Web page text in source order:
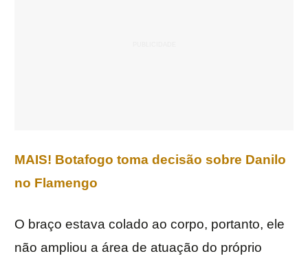
MAIS! Botafogo toma decisão sobre Danilo
no Flamengo
O braço estava colado ao corpo, portanto, ele
não ampliou a área de atuação do próprio